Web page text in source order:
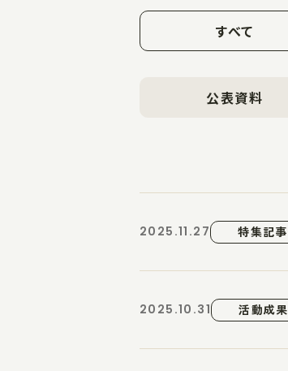
すべて
公表資料
2025.11.27 特集記事
2025.10.31 活動成果